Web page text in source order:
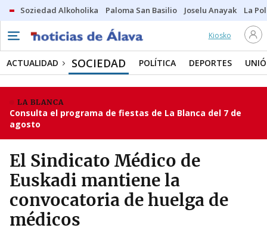
Soziedad Alkoholika Paloma San Basilio Joselu Anayak La
Kiosko
ACTUALIDAD SOCIEDAD POLÍTICA DEPORTES
LA BLANCA
Consulta el programa de fiestas de La Blanca del 7 de
agosto
El Sindicato Médico de
Euskadi mantiene la
convocatoria de huelga de
médicos